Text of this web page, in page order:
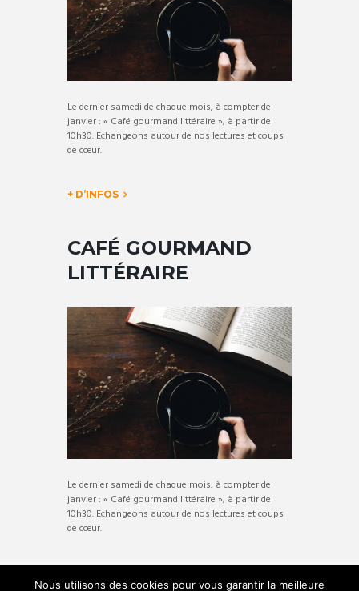
Le dernier samedi de chaque mois, à compter de
janvier : « Café gourmand littéraire », à partir de
10h30. Echangeons autour de nos lectures et coups
de cœur.
+ D’INFOS
CAFÉ GOURMAND
LITTÉRAIRE
Le dernier samedi de chaque mois, à compter de
janvier : « Café gourmand littéraire », à partir de
10h30. Echangeons autour de nos lectures et coups
de cœur.
Nous utilisons des cookies pour vous garantir la meilleure